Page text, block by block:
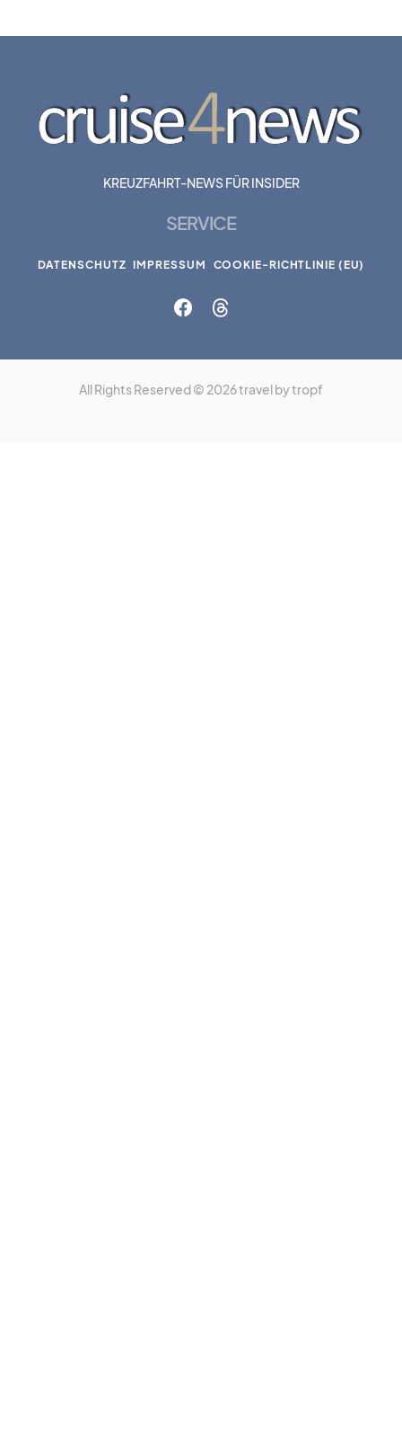
KREUZFAHRT-NEWS FÜR INSIDER
SERVICE
DATENSCHUTZ IMPRESSUM COOKIE-RICHTLINIE (EU)
All Rights Reserved © 2026 travel by tropf